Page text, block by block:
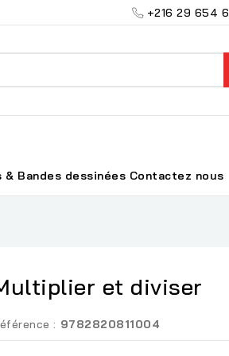
+216 29 654
& Bandes dessinées Contactez nous
et diviser
: 9782820811004